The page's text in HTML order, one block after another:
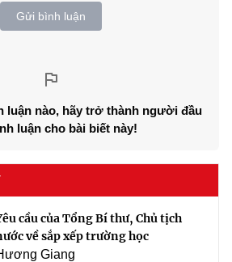
Gửi bình luận
luận nào, hãy trở thành người đầu
luận cho bài biết này!
cầu của Tổng Bí thư, Chủ tịch
về sắp xếp trường học
Giang